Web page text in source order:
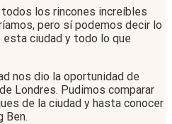
los rincones increíbles
pero sí podemos decir lo
esta ciudad y todo lo que
nos dio la oportunidad de
Londres. Pudimos comparar
de la ciudad y hasta conocer
Ben.